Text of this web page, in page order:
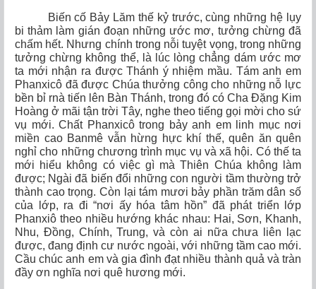
Biến cố Bảy Lăm thế kỷ trước, cùng những hệ lụy
bi thảm làm gián đoạn những ước mơ, tưởng chừng đã
chấm hết. Nhưng chính trong nỗi tuyệt vọng, trong những
tưởng chừng không thể, là lúc lòng chẳng dám ước mơ
ta mới nhận ra được Thánh ý nhiệm mầu. Tám anh em
Phanxicô đã được Chúa thưởng công cho những nỗ lực
bền bỉ rnà tiến lên Bàn Thánh, trong đó có Cha Đặng Kim
Hoàng ở mãi tận trời Tây, nghe theo tiếng gọi mời cho sứ
vụ mới. Chất Phanxicô trong bảy anh em linh mục nơi
miền cao Banmê vẫn hừng hực khí thế, quên ăn quên
nghỉ cho những chương trình mục vụ và xã hội. Có thế ta
mới hiểu không có việc gì mà Thiên Chúa không làm
được; Ngài đã biến đổi những con người tầm thường trở
thành cao trọng. Còn lại tám mươi bảy phần trăm dân số
của lớp, ra đi “nơi ấy hóa tâm hồn” đã phát triển lớp
Phanxiô theo nhiều hướng khác nhau: Hai, Sơn, Khanh,
Nhu, Đồng, Chính, Trung, và còn ai nữa chưa liên lạc
được, đang định cư nước ngoài, với những tầm cao mới.
Cầu chúc anh em và gia đình đạt nhiều thành quả và tràn
đầy ơn nghĩa nơi quê hương mới.